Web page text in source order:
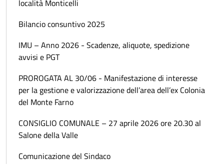
località Monticelli
Bilancio consuntivo 2025
IMU – Anno 2026 - Scadenze, aliquote, spedizione
avvisi e PGT
PROROGATA AL 30/06 - Manifestazione di interesse
per la gestione e valorizzazione dell’area dell’ex Colonia
del Monte Farno
CONSIGLIO COMUNALE – 27 aprile 2026 ore 20.30 al
Salone della Valle
Comunicazione del Sindaco